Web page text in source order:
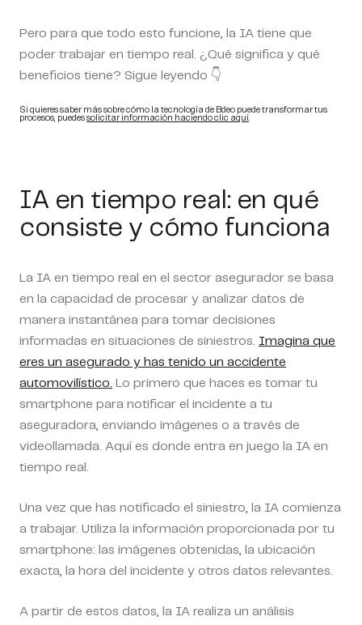
Pero para que todo esto funcione, la IA tiene que
poder trabajar en tiempo real. ¿Qué significa y qué
beneficios tiene? Sigue leyendo 👇
Si quieres saber más sobre cómo la tecnología de Bdeo puede transformar tus
procesos, puedes solicitar información haciendo clic aquí
IA en tiempo real: en qué
consiste y cómo funciona
La IA en tiempo real en el sector asegurador se basa
en la capacidad de procesar y analizar datos de
manera instantánea para tomar decisiones
informadas en situaciones de siniestros. Imagina que
eres un asegurado y has tenido un accidente
automovilístico. Lo primero que haces es tomar tu
smartphone para notificar el incidente a tu
aseguradora, enviando imágenes o a través de
videollamada. Aquí es donde entra en juego la IA en
tiempo real.
Una vez que has notificado el siniestro, la IA comienza
a trabajar. Utiliza la información proporcionada por tu
smartphone: las imágenes obtenidas, la ubicación
exacta, la hora del incidente y otros datos relevantes.
A partir de estos datos, la IA realiza un análisis